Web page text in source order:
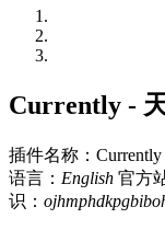
Currently -
插件名称：
语言： English 官方
识：